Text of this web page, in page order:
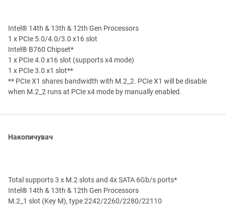
Intel® 14th & 13th & 12th Gen Processors
1 x PCIe 5.0/4.0/3.0 x16 slot
Intel® B760 Chipset*
1 x PCIe 4.0 x16 slot (supports x4 mode)
1 x PCIe 3.0 x1 slot**
** PCIe X1 shares bandwidth with M.2_2. PCIe X1 will be disable
when M.2_2 runs at PCIe x4 mode by manually enabled.
Накопичувач
Total supports 3 x M.2 slots and 4x SATA 6Gb/s ports*
Intel® 14th & 13th & 12th Gen Processors
M.2_1 slot (Key M), type 2242/2260/2280/22110